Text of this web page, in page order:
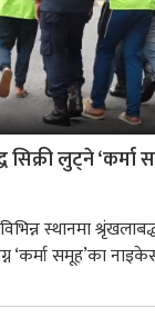
सिक्री लुट्ने
स्थानमा
‘कर्मा समूह’का